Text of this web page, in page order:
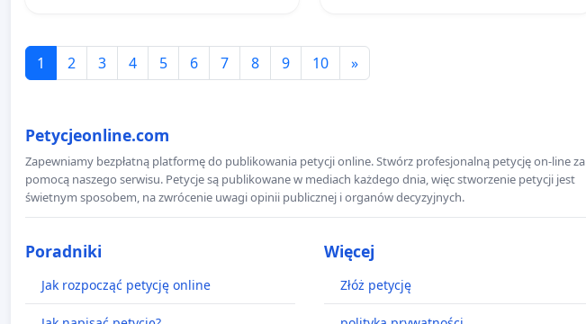
1 2 3 4 5 6 7 8 9 10 »
Petycjeonline.com
Zapewniamy bezpłatną platformę do publikowania petycji online. Stwórz profesjonalną petycję on-line za
pomocą naszego serwisu. Petycje są publikowane w mediach każdego dnia, więc stworzenie petycji jest
świetnym sposobem, na zwrócenie uwagi opinii publicznej i organów decyzyjnych.
Poradniki
Jak rozpocząć petycję online
Więcej
Złóż petycję